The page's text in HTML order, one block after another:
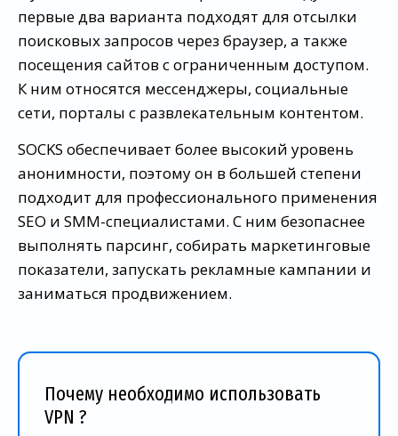
первые два варианта подходят для отсылки
поисковых запросов через браузер, а также
посещения сайтов с ограниченным доступом.
К ним относятся мессенджеры, социальные
сети, порталы с развлекательным контентом.
SOCKS обеспечивает более высокий уровень
анонимности, поэтому он в большей степени
подходит для профессионального применения
SEO и SMM-специалистами. С ним безопаснее
выполнять парсинг, собирать маркетинговые
показатели, запускать рекламные кампании и
заниматься продвижением.
Почему необходимо использовать
VPN ?